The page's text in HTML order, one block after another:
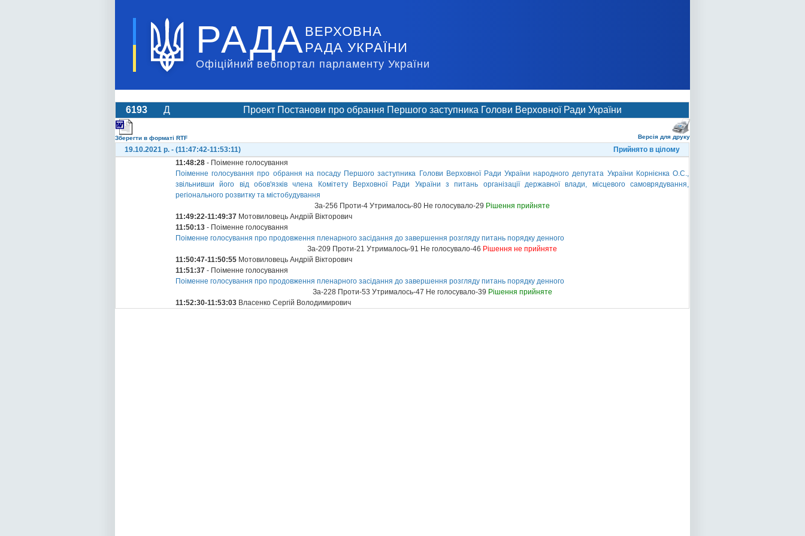
РАДА ВЕРХОВНА
РАДА УКРАЇНИ
Офіційний вебпортал парламенту України
6193 Д Проект Постанови про обрання Першого заступника Голови Верховної Ради України
Зберегти в форматі RTF Версія для друку
19.10.2021 р. - (11:47:42-11:53:11)
Прийнято в цілому
11:48:28 - Поіменне голосування
Поіменне голосування про обрання на посаду Першого заступника Голови Верховної Ради України народного депутата України Корнієнка О.С.,
звільнивши його від обов'язків члена Комітету Верховної Ради України з питань організації державної влади, місцевого самоврядування,
регіонального розвитку та містобудування
За-256 Проти-4 Утрималось-80 Не голосувало-29 Рішення прийняте
11:49:22-11:49:37 Мотовиловець Андрій Вікторович
11:50:13 - Поіменне голосування
Поіменне голосування про продовження пленарного засідання до завершення розгляду питань порядку денного
За-209 Проти-21 Утрималось-91 Не голосувало-46 Рішення не прийняте
11:50:47-11:50:55 Мотовиловець Андрій Вікторович
11:51:37 - Поіменне голосування
Поіменне голосування про продовження пленарного засідання до завершення розгляду питань порядку денного
За-228 Проти-53 Утрималось-47 Не голосувало-39 Рішення прийняте
11:52:30-11:53:03 Власенко Сергій Володимирович